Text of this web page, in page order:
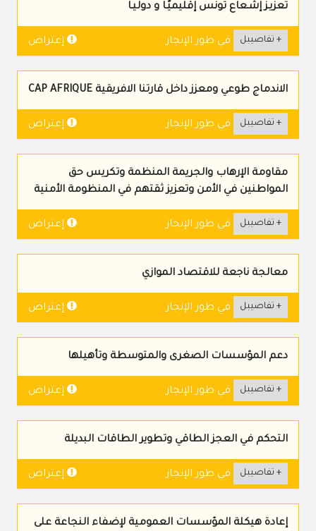
تعزيـز إشـعاع تونس إقليميًـا و دوليـا
+ تفاصيبل في طور الإنجاز إعتراض
الاندماج طوعي ومعزز داخل قارتنا الافريقية CAP AFRIQUE
+ تفاصيبل في طور الإنجاز إعتراض
مقاومة الإرهاب والجريمة المنظمة وتكريس حق
المواطنين في الأمن وتعزيز ثقتهم في المنظومة الأمنية
+ تفاصيبل في طور الإنجاز إعتراض
معالجة ناجعة للاقتصاد الموازي
+ تفاصيبل في طور الإنجاز إعتراض
دعم المؤسسات الصغرى والمتوسطة وتأهيلها
+ تفاصيبل في طور الإنجاز إعتراض
التحكم في العجز الطاقي وتطوير الطاقات البديلة
+ تفاصيبل في طور الإنجاز إعتراض
إعادة هيكلة المؤسسات العمومية لإضفاء النجاعة على